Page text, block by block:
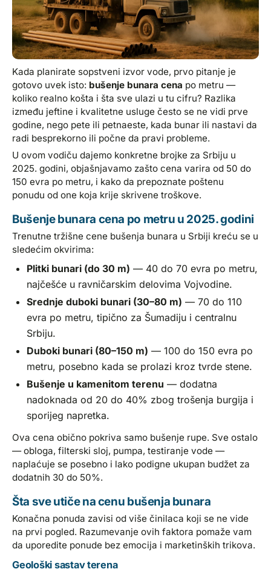
Kada planirate sopstveni izvor vode, prvo pitanje je
gotovo uvek isto: bušenje bunara cena po metru —
koliko realno košta i šta sve ulazi u tu cifru? Razlika
između jeftine i kvalitetne usluge često se ne vidi prve
godine, nego pete ili petnaeste, kada bunar ili nastavi da
radi besprekorno ili počne da pravi probleme.
U ovom vodiču dajemo konkretne brojke za Srbiju u
2025. godini, objašnjavamo zašto cena varira od 50 do
150 evra po metru, i kako da prepoznate poštenu
ponudu od one koja krije skrivene troškove.
Bušenje bunara cena po metru u 2025. godini
Trenutne tržišne cene bušenja bunara u Srbiji kreću se u
sledećim okvirima:
Plitki bunari (do 30 m) — 40 do 70 evra po metru,
najčešće u ravničarskim delovima Vojvodine.
Srednje duboki bunari (30–80 m) — 70 do 110
evra po metru, tipično za Šumadiju i centralnu
Srbiju.
Duboki bunari (80–150 m) — 100 do 150 evra po
metru, posebno kada se prolazi kroz tvrde stene.
Bušenje u kamenitom terenu — dodatna
nadoknada od 20 do 40% zbog trošenja burgija i
sporijeg napretka.
Ova cena obično pokriva samo bušenje rupe. Sve ostalo
— obloga, filterski sloj, pumpa, testiranje vode —
naplaćuje se posebno i lako podigne ukupan budžet za
dodatnih 30 do 50%.
Šta sve utiče na cenu bušenja bunara
Konačna ponuda zavisi od više činilaca koji se ne vide
na prvi pogled. Razumevanje ovih faktora pomaže vam
da uporedite ponude bez emocija i marketinških trikova.
Geološki sastav terena